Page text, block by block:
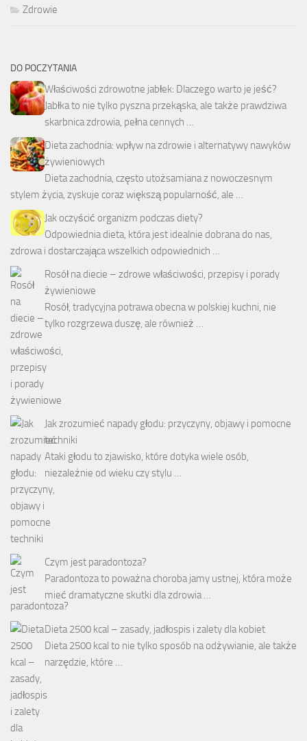
Zdrowie
DO POCZYTANIA
Właściwości zdrowotne jabłek: Dlaczego warto je jeść?
Jabłka to nie tylko pyszna przekąska, ale także prawdziwa
skarbnica zdrowia, pełna cennych …
Dieta zachodnia: wpływ na zdrowie i alternatywy nawyków
żywieniowych
Dieta zachodnia, często utożsamiana z nowoczesnym
stylem życia, zyskuje coraz większą popularność, ale …
Jak oczyścić organizm podczas diety?
Odpowiednia dieta, która jest idealnie dobrana do nas,
zdrowa i dostarczająca wszelkich odpowiednich …
Rosół na diecie – zdrowe właściwości, przepisy i porady
żywieniowe
Rosół, tradycyjna potrawa obecna w polskiej kuchni, nie
tylko rozgrzewa duszę, ale również …
Jak zrozumieć napady głodu: przyczyny, objawy i pomocne
techniki
Ataki głodu to zjawisko, które dotyka wiele osób,
niezależnie od wieku czy stylu …
Czym jest paradontoza?
Paradontoza to poważna choroba jamy ustnej, która może
mieć dramatyczne skutki dla zdrowia …
Dieta 2500 kcal – zasady, jadłospis i zalety dla kobiet
Dieta 2500 kcal to nie tylko sposób na odżywianie, ale także
narzędzie, które …